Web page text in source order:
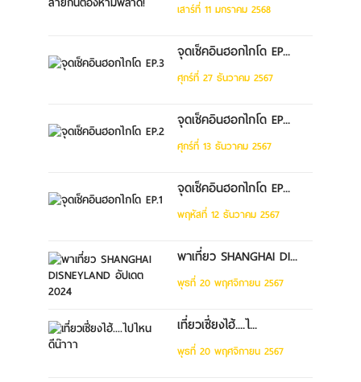
เสาร์ที่ 11 มกราคม 2568
จุดเช็คอินฮอกไกโด EP...
ศุกร์ที่ 27 ธันวาคม 2567
จุดเช็คอินฮอกไกโด EP...
ศุกร์ที่ 13 ธันวาคม 2567
จุดเช็คอินฮอกไกโด EP...
พฤหัสที่ 12 ธันวาคม 2567
พาเที่ยว SHANGHAI DI...
พุธที่ 20 พฤศจิกายน 2567
เที่ยวเซี่ยงไฮ้....ไ...
พุธที่ 20 พฤศจิกายน 2567